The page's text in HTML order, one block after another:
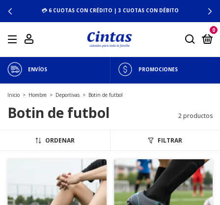
💳 6 CUOTAS CON CRÉDITO | 3 CUOTAS CON DÉBITO
0
ENVÍOS PROMOCIONES
Inicio > Hombre > Deportivas > Botin de futbol
Botin de futbol 2 productos
ORDENAR FILTRAR